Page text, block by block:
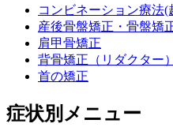
コンビネーション療法
産後骨盤矯正・骨盤矯
肩甲骨矯正
背骨矯正（リダクター）
首の矯正
症状別メニュー